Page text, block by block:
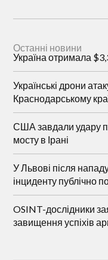
Останні новини
Україна отримала
Українські дрони
Краснодарському
США завдали удару
мосту в Ірані
У Львові після
інциденту публічно
OSINT-дослідники
завищення успіхів